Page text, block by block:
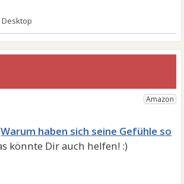
Warum haben sich seine Gefühle so